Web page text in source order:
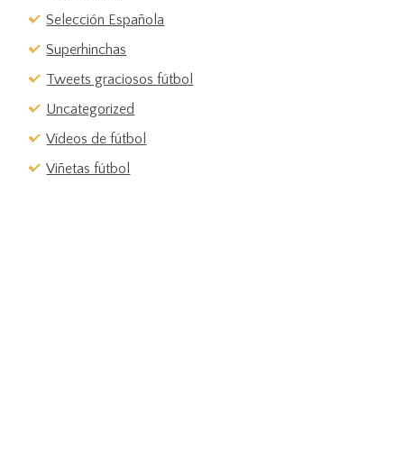
Selección Española
Superhinchas
Tweets graciosos fútbol
Uncategorized
Vídeos de fútbol
Viñetas fútbol